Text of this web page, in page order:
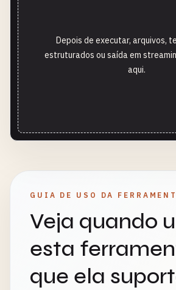
Depois de executar, arquivos,
estruturados ou saída em
aqui.
GUIA DE USO DA
Veja quando
esta
que ela